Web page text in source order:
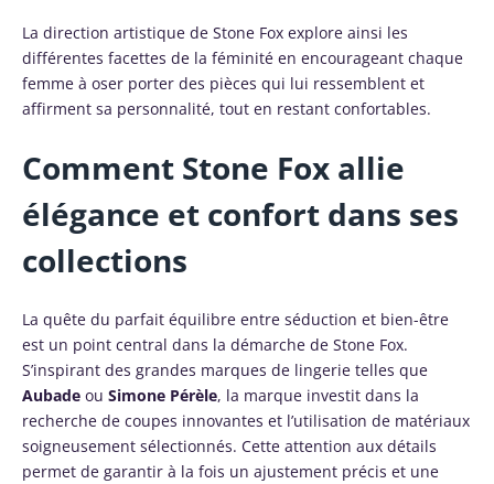
La direction artistique de Stone Fox explore ainsi les
différentes facettes de la féminité en encourageant chaque
femme à oser porter des pièces qui lui ressemblent et
affirment sa personnalité, tout en restant confortables.
Comment Stone Fox allie
élégance et confort dans ses
collections
La quête du parfait équilibre entre séduction et bien-être
est un point central dans la démarche de Stone Fox.
S’inspirant des grandes marques de lingerie telles que
Aubade ou Simone Pérèle, la marque investit dans la
recherche de coupes innovantes et l’utilisation de matériaux
soigneusement sélectionnés. Cette attention aux détails
permet de garantir à la fois un ajustement précis et une